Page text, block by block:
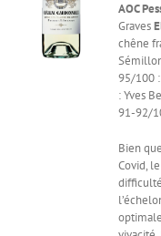
AOC
Graves
chêne
95/100
: Yves
91-92/
Bien
Covid,